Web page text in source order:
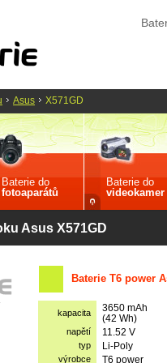
Baterie do
fotoaparátů
Baterie do
videokamer
Asus X571GD
Baterie T6 power
kapacita
3650 mAh
(42 Wh)
napětí 11.52 V
typ Li-Poly
výrobce T6 power
Asus X571GD